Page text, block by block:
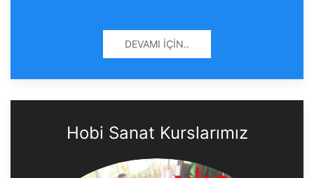
DEVAMI İÇIN..
Hobi Sanat Kurslarımız